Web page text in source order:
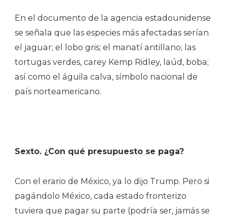
En el documento de la agencia estadounidense
se señala que las especies más afectadas serían
el jaguar; el lobo gris; el manatí antillano; las
tortugas verdes, carey Kemp Ridley, laúd, boba;
así como el águila calva, símbolo nacional de
país norteamericano.
Sexto. ¿Con qué presupuesto se paga?
Con el erario de México, ya lo dijo Trump. Pero si
pagándolo México, cada estado fronterizo
tuviera que pagar su parte (podría ser, jamás se